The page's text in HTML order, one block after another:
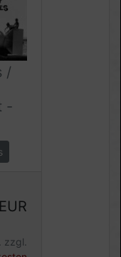
/
-
zzgl.